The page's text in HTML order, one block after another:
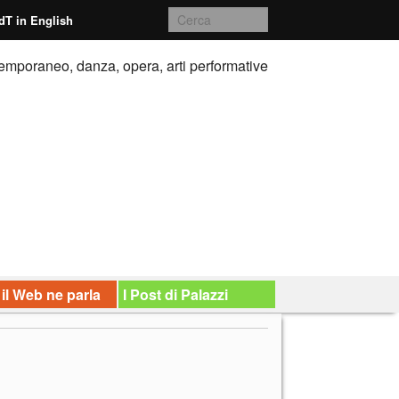
in English
danza, opera, arti performative
Web ne parla I Post di Palazzi